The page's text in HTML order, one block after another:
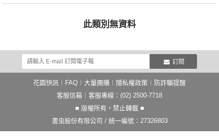
此類別無資料
訂閱
花園快訊 FAQ 大量團購 隱私權政策
防詐騙提醒
客服信箱 ︱客服專線：(02) 2500-7718
■ 版權所有，禁止轉載 ■
書虫股份有限公司 / 統一編號：27326803